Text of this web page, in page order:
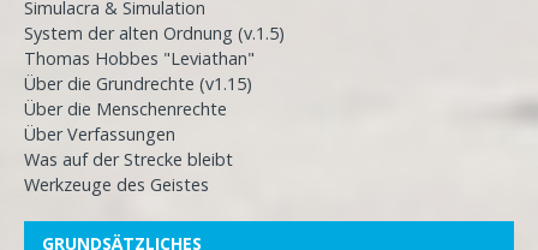
Simulacra & Simulation
System der alten Ordnung (v.1.5)
Thomas Hobbes "Leviathan"
Über die Grundrechte (v1.15)
Über die Menschenrechte
Über Verfassungen
Was auf der Strecke bleibt
Werkzeuge des Geistes
GRUNDSÄTZLICHES